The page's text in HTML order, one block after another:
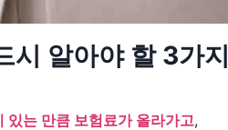
시 알아야 할 3가지
있는 만큼 보험료가 올라가고,